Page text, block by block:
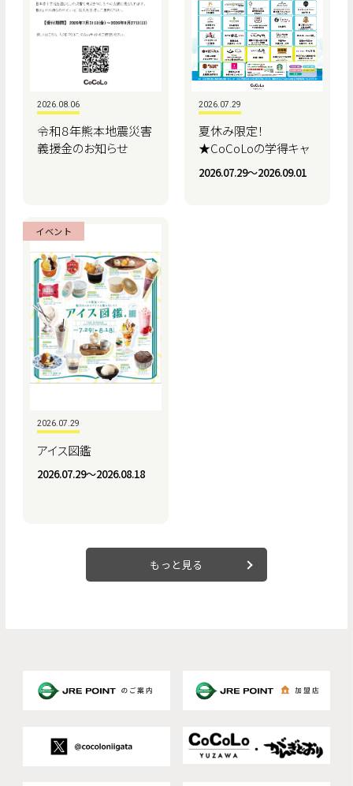
2026.08.06
令和８年熊本地震災害
義援金のお知らせ
2026.07.29
夏休み限定！
★CoCoLoの学得キャ
ンペーン★
2026.07.29〜2026.09.01
イベント
2026.07.29
アイス図鑑
2026.07.29〜2026.08.18
もっと見る